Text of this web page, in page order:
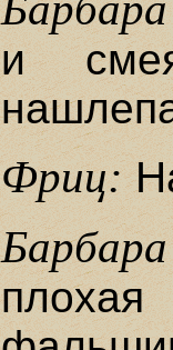
и
Фриц:
Барбара